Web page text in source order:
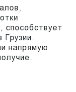
способствует
Грузии.
напрямую